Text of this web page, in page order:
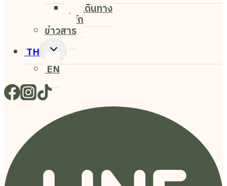
Menu
การเดินทาง
ที่พัก
ข่าวสาร
TH
Toggle
Menu
EN